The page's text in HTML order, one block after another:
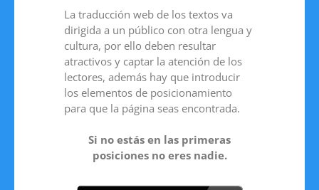
La traducción web de los textos va
dirigida a un público con otra lengua y
cultura, por ello deben resultar
atractivos y captar la atención de los
lectores, además hay que introducir
los elementos de posicionamiento
para que la página seas encontrada.
Si no estás en las primeras
posiciones no eres nadie.